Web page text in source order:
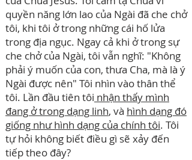
quyền năng lớn lao của Ngài đã che chở
tôi, khi tôi ở trong những cái hố lửa
trong địa ngục. Ngay cả khi ở trong sự
che chở của Ngài, tôi vẫn nghĩ: "Không
phải ý muốn của con, thưa Cha, mà là ý
Ngài được nên" Tôi nhìn vào thân thể
tôi. Lần đầu tiên tôi nhận thấy mình
đang ở trong dạng linh, và hình dạng đó
giống như hình dạng của chính tôi. Tôi
tự hỏi không biết điều gì sẽ xảy đến
tiếp theo đây?